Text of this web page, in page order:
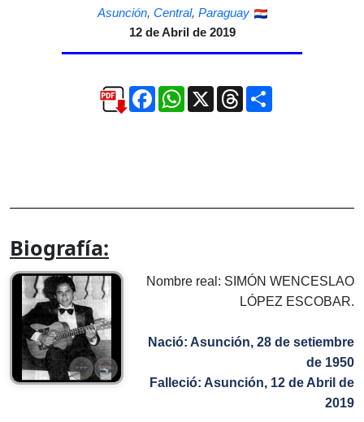
Asunción, Central, Paraguay
12 de Abril de 2019
FacebookWhatsApp
X ThreadsCompartir
Biografía:
Nombre real: SIMÓN WENCESLAO
LÓPEZ ESCOBAR.
Nació: Asunción, 28 de setiembre
de 1950
Falleció: Asunción, 12 de Abril de
2019